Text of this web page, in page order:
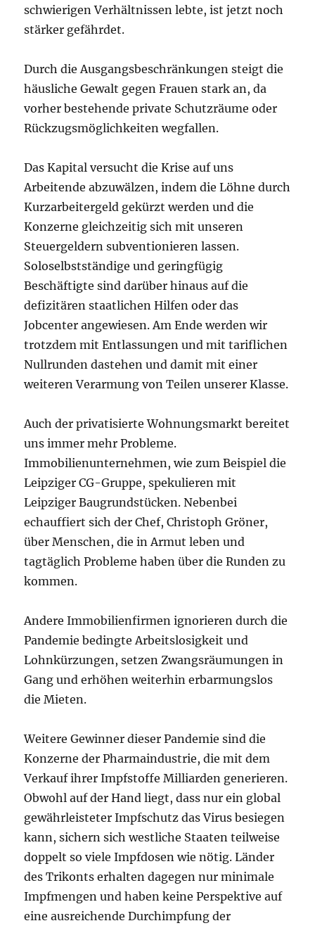
schwierigen Verhältnissen lebte, ist jetzt noch
stärker gefährdet.
Durch die Ausgangsbeschränkungen steigt die
häusliche Gewalt gegen Frauen stark an, da
vorher bestehende private Schutzräume oder
Rückzugsmöglichkeiten wegfallen.
Das Kapital versucht die Krise auf uns
Arbeitende abzuwälzen, indem die Löhne durch
Kurzarbeitergeld gekürzt werden und die
Konzerne gleichzeitig sich mit unseren
Steuergeldern subventionieren lassen.
Soloselbstständige und geringfügig
Beschäftigte sind darüber hinaus auf die
defizitären staatlichen Hilfen oder das
Jobcenter angewiesen. Am Ende werden wir
trotzdem mit Entlassungen und mit tariflichen
Nullrunden dastehen und damit mit einer
weiteren Verarmung von Teilen unserer Klasse.
Auch der privatisierte Wohnungsmarkt bereitet
uns immer mehr Probleme.
Immobilienunternehmen, wie zum Beispiel die
Leipziger CG-Gruppe, spekulieren mit
Leipziger Baugrundstücken. Nebenbei
echauffiert sich der Chef, Christoph Gröner,
über Menschen, die in Armut leben und
tagtäglich Probleme haben über die Runden zu
kommen.
Andere Immobilienfirmen ignorieren durch die
Pandemie bedingte Arbeitslosigkeit und
Lohnkürzungen, setzen Zwangsräumungen in
Gang und erhöhen weiterhin erbarmungslos
die Mieten.
Weitere Gewinner dieser Pandemie sind die
Konzerne der Pharmaindustrie, die mit dem
Verkauf ihrer Impfstoffe Milliarden generieren.
Obwohl auf der Hand liegt, dass nur ein global
gewährleisteter Impfschutz das Virus besiegen
kann, sichern sich westliche Staaten teilweise
doppelt so viele Impfdosen wie nötig. Länder
des Trikonts erhalten dagegen nur minimale
Impfmengen und haben keine Perspektive auf
eine ausreichende Durchimpfung der